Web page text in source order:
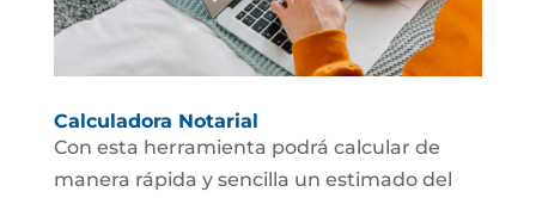
Calculadora Notarial
Con esta herramienta podrá calcular de
manera rápida y sencilla un estimado del